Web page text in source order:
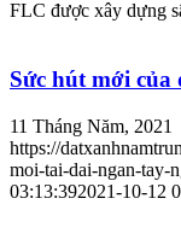
FLC được xây dựng
Sức hút mới của
11 Tháng Năm, 2021
https://
moi-tai-dai-ngan-tay-
03:13:392021-10-12